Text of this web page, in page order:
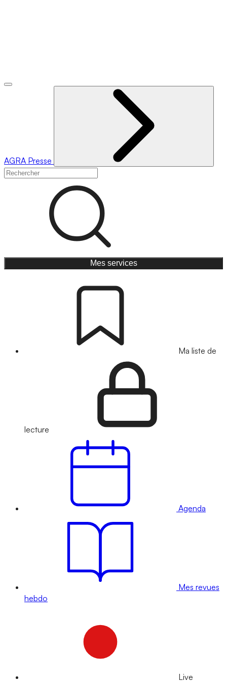
AGRA Presse
Mes services
Ma liste de
lecture
Agenda
Mes revues
hebdo
Live